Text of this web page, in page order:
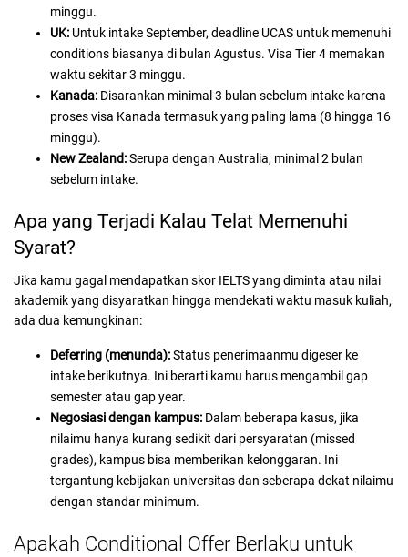
minggu.
UK: Untuk intake September, deadline UCAS untuk memenuhi
conditions biasanya di bulan Agustus. Visa Tier 4 memakan
waktu sekitar 3 minggu.
Kanada: Disarankan minimal 3 bulan sebelum intake karena
proses visa Kanada termasuk yang paling lama (8 hingga 16
minggu).
New Zealand:Serupa dengan Australia, minimal 2 bulan
sebelum intake.
Apa yang Terjadi Kalau Telat Memenuhi
Syarat?
Jika kamu gagal mendapatkan skor IELTS yang diminta atau nilai
akademik yang disyaratkan hingga mendekati waktu masuk kuliah,
ada dua kemungkinan:
Deferring (menunda):Status penerimaanmu digeser ke
intake berikutnya. Ini berarti kamu harus mengambil gap
semester atau gap year.
Negosiasi dengan kampus: Dalam beberapa kasus, jika
nilaimu hanya kurang sedikit dari persyaratan (missed
grades), kampus bisa memberikan kelonggaran. Ini
tergantung kebijakan universitas dan seberapa dekat nilaimu
dengan standar minimum.
Apakah Conditional Offer Berlaku untuk